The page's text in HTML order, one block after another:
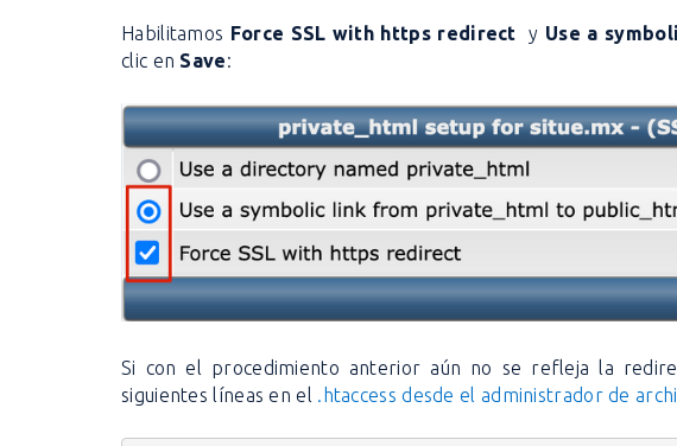
Habilitamos Force SSL with https redirect y Use a
clic en Save:
Si con el procedimiento anterior aún no se refleja la
siguientes líneas en el .htaccess desde el administrador de